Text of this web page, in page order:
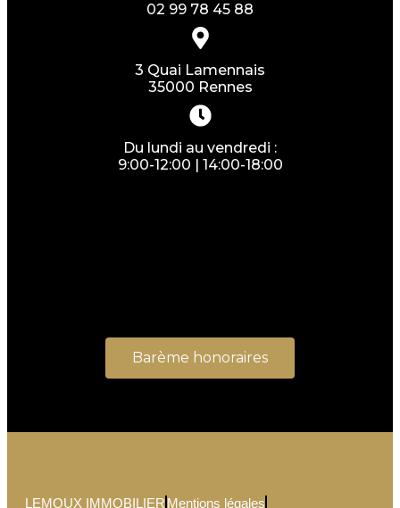
Barème honoraires
02 99 78 45 88
3 Quai Lamennais
35000 Rennes
Du lundi au vendredi :
9:00-12:00 | 14:00-18:00
LEMOUX IMMOBILIER Mentions légales